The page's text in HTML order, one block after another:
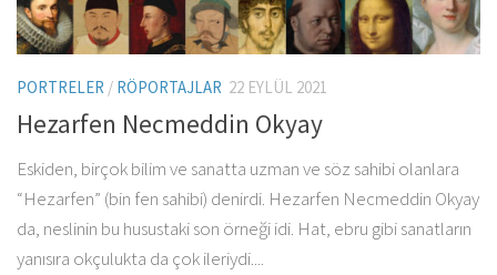
PORTRELER / RÖPORTAJLAR 22 EYLÜL 2021
Hezarfen Necmeddin Okyay
Eskiden, birçok bilim ve sanatta uzman ve söz sahibi olanlara
“Hezarfen” (bin fen sahibi) denirdi. Hezarfen Necmeddin Okyay
da, neslinin bu husustaki son örneği idi. Hat, ebru gibi sanatların
yanısıra okçulukta da çok ileriydi....